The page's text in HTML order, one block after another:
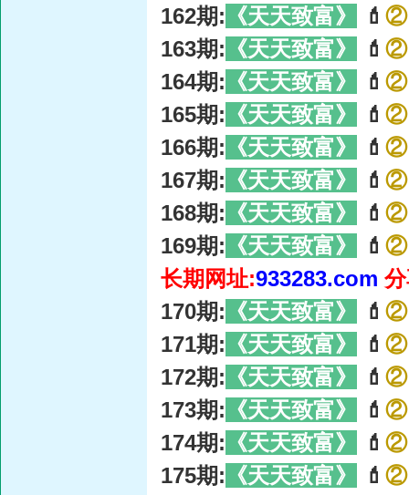
162期: 《天天致富》 💄 ②
163期: 《天天致富》 💄 ②
164期: 《天天致富》 💄 ②
165期: 《天天致富》 💄 ②
166期: 《天天致富》 💄 ②
167期: 《天天致富》 💄 ②
168期: 《天天致富》 💄 ②
169期: 《天天致富》 💄 ②
长期网址:933283.com
170期: 《天天致富》 💄 ②
171期: 《天天致富》 💄 ②
172期: 《天天致富》 💄 ②
173期: 《天天致富》 💄 ②
174期: 《天天致富》 💄 ②
175期: 《天天致富》 💄 ②